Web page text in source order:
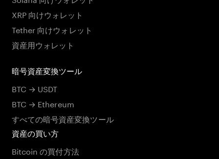
XRP 向けウォレット
Tether 向けウォレット
資産用ウォレット
暗号資産変換ツール
BTC → USDT
BTC → Ethereum
すべての暗号資産変換ツール
資産の買い方
Bitcoin の買付方法